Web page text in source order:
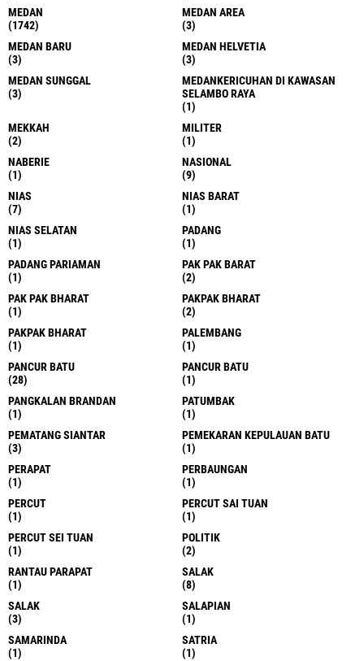
MEDAN
(1742)
MEDAN AREA
(3)
MEDAN BARU
(3)
MEDAN HELVETIA
(3)
MEDAN SUNGGAL
(3)
MEDANKERICUHAN DI KAWASAN
SELAMBO RAYA
(1)
MEKKAH
(2)
MILITER
(1)
NABERIE
(1)
NASIONAL
(9)
NIAS
(7)
NIAS BARAT
(1)
NIAS SELATAN
(1)
PADANG
(1)
PADANG PARIAMAN
(1)
PAK PAK BARAT
(2)
PAK PAK BHARAT
(1)
PAKPAK BHARAT
(2)
PAKPAK BHARAT
(1)
PALEMBANG
(1)
PANCUR BATU
(28)
PANCUR BATU
(1)
PANGKALAN BRANDAN
(1)
PATUMBAK
(1)
PEMATANG SIANTAR
(3)
PEMEKARAN KEPULAUAN BATU
(1)
PERAPAT
(1)
PERBAUNGAN
(1)
PERCUT
(1)
PERCUT SAI TUAN
(1)
PERCUT SEI TUAN
(1)
POLITIK
(2)
RANTAU PARAPAT
(1)
SALAK
(8)
SALAK
(3)
SALAPIAN
(1)
SAMARINDA
(1)
SATRIA
(1)